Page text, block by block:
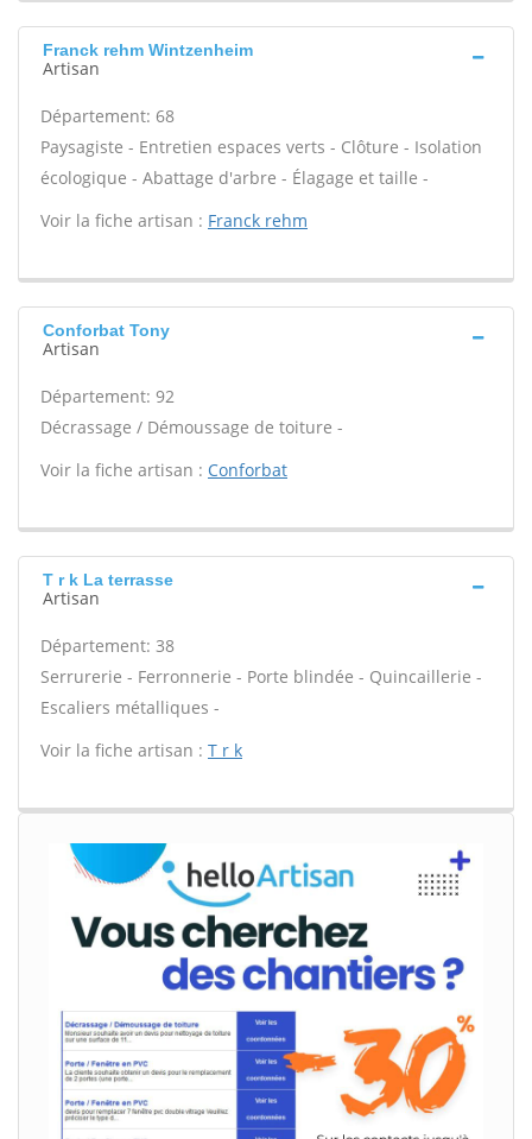
Franck rehm Wintzenheim
Artisan
Département: 68
Paysagiste - Entretien espaces verts - Clôture - Isolation
écologique - Abattage d'arbre - Élagage et taille -
Voir la fiche artisan : Franck rehm
Conforbat Tony
Artisan
Département: 92
Décrassage / Démoussage de toiture -
Voir la fiche artisan : Conforbat
T r k La terrasse
Artisan
Département: 38
Serrurerie - Ferronnerie - Porte blindée - Quincaillerie -
Escaliers métalliques -
Voir la fiche artisan : T r k